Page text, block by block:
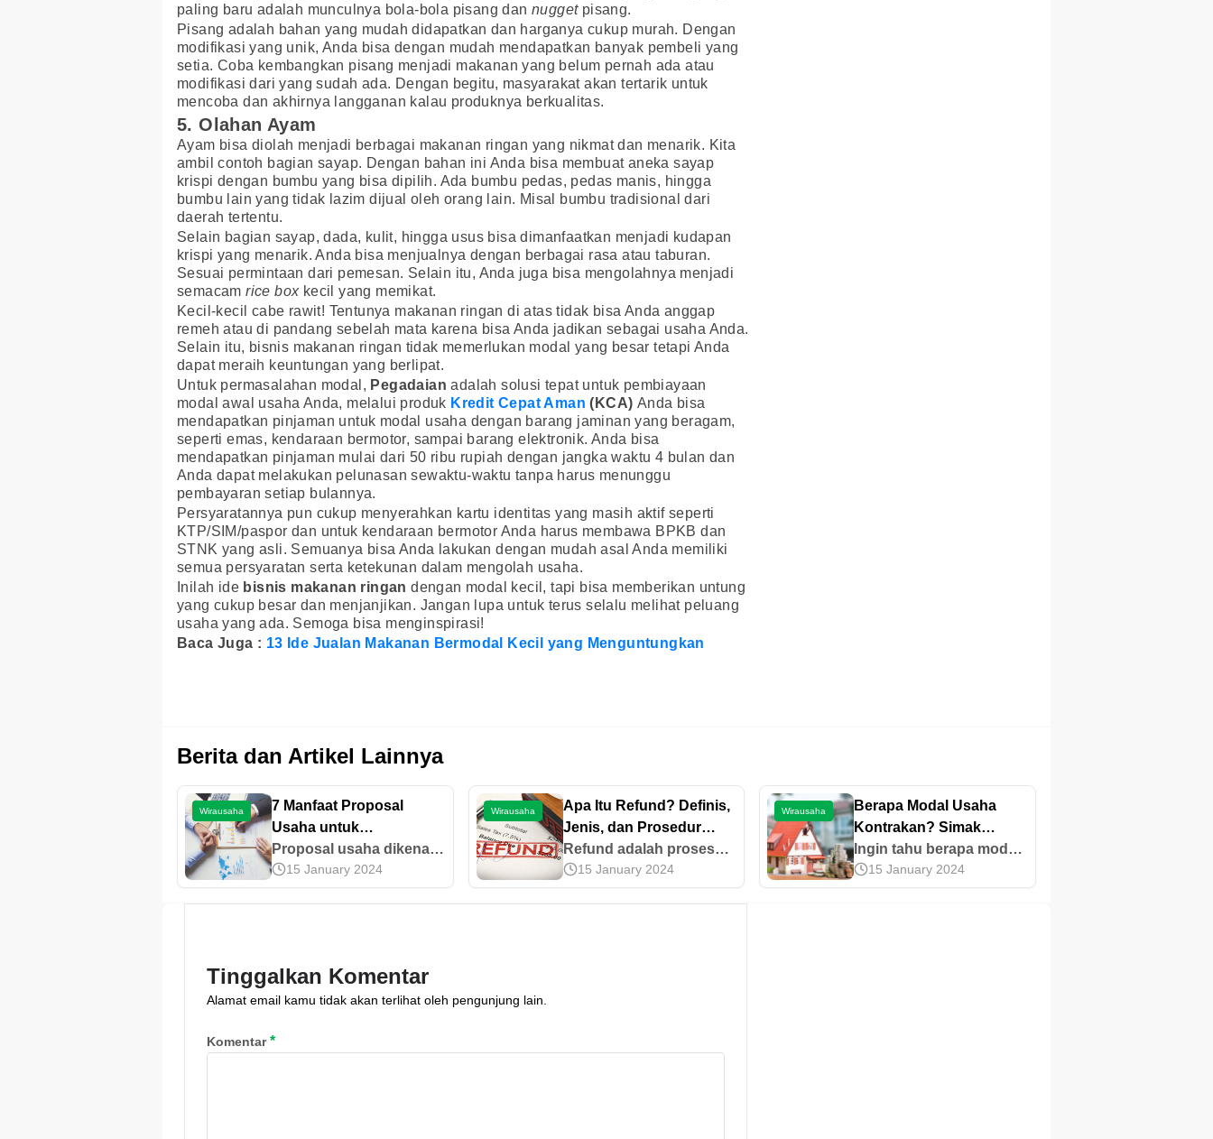
paling baru adalah munculnya bola-bola pisang dan nuggetpisang.
Pisang adalah bahan yang mudah didapatkan dan harganya cukup murah. Dengan
modifikasi yang unik, Anda bisa dengan mudah mendapatkan banyak pembeli yang
setia. Coba kembangkan pisang menjadi makanan yang belum pernah ada atau
modifikasi dari yang sudah ada. Dengan begitu, masyarakat akan tertarik untuk
mencoba dan akhirnya langganan kalau produknya berkualitas.
5. Olahan Ayam
Ayam bisa diolah menjadi berbagai makanan ringan yang nikmat dan menarik. Kita
ambil contoh bagian sayap. Dengan bahan ini Anda bisa membuat aneka sayap
krispi dengan bumbu yang bisa dipilih. Ada bumbu pedas, pedas manis, hingga
bumbu lain yang tidak lazim dijual oleh orang lain. Misal bumbu tradisional dari
daerah tertentu.
Selain bagian sayap, dada, kulit, hingga usus bisa dimanfaatkan menjadi kudapan
krispi yang menarik. Anda bisa menjualnya dengan berbagai rasa atau taburan.
Sesuai permintaan dari pemesan. Selain itu, Anda juga bisa mengolahnya menjadi
semacamrice boxkecil yang memikat.
Kecil-kecil cabe rawit! Tentunya makanan ringan di atas tidak bisa Anda anggap
remeh atau di pandang sebelah mata karena bisa Anda jadikan sebagai usaha Anda.
Selain itu, bisnis makanan ringan tidak memerlukan modal yang besar tetapi Anda
dapat meraih keuntungan yang berlipat.
Untuk permasalahan modal, Pegadaian adalah solusi tepat untuk pembiayaan
modal awal usaha Anda, melalui produk Kredit Cepat Aman (KCA) Anda bisa
mendapatkan pinjaman untuk modal usaha dengan barang jaminan yang beragam,
seperti emas, kendaraan bermotor, sampai barang elektronik. Anda bisa
mendapatkan pinjaman mulai dari 50 ribu rupiah dengan jangka waktu 4 bulan dan
Anda dapat melakukan pelunasan sewaktu-waktu tanpa harus menunggu
pembayaran setiap bulannya.
Persyaratannya pun cukup menyerahkan kartu identitas yang masih aktif seperti
KTP/SIM/paspor dan untuk kendaraan bermotor Anda harus membawa BPKB dan
STNK yang asli. Semuanya bisa Anda lakukan dengan mudah asal Anda memiliki
semua persyaratan serta ketekunan dalam mengolah usaha.
Inilah ide bisnis makanan ringan dengan modal kecil, tapi bisa memberikan untung
yang cukup besar dan menjanjikan. Jangan lupa untuk terus selalu melihat peluang
usaha yang ada. Semoga bisa menginspirasi!
Baca Juga : 13 Ide Jualan Makanan Bermodal Kecil yang Menguntungkan
Berita dan Artikel Lainnya
Wirausaha
7 Manfaat Proposal
Usaha untuk
Membangun Kredibilitas
Proposal usaha dikenal
sebagai dokumen
penting untuk
di artikel ini.
15 January 2024
Wirausaha
Apa Itu Refund? Definis,
Jenis, dan Prosedur
Pengajuannya
Refund adalah proses
pengembalian dana yang
dilakukan penjual
15 January 2024
Wirausaha
Berapa Modal Usaha
Kontrakan? Simak
Rincian dan Tipsnya!
Ingin tahu berapa modal
usaha kontrakan? Cek
estimasi biaya, peluang
15 January 2024
Tinggalkan Komentar
Alamat email kamu tidak akan terlihat oleh pengunjung lain.
Komentar*